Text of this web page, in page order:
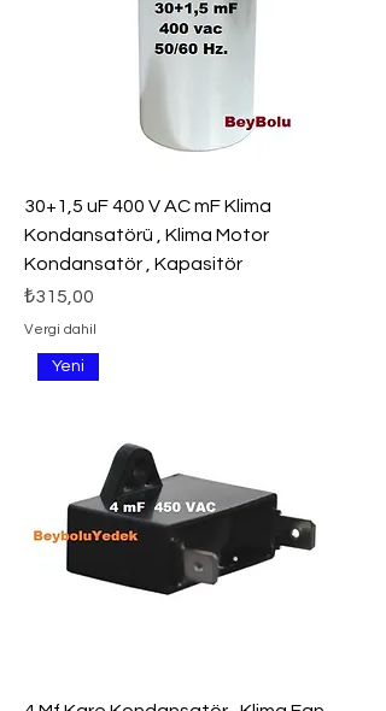
30+1,5 uF 400 V AC mF Klima
Kondansatörü , Klima Motor
Kondansatör , Kapasitör
Fiyat
₺315,00
Vergi dahil
Yeni